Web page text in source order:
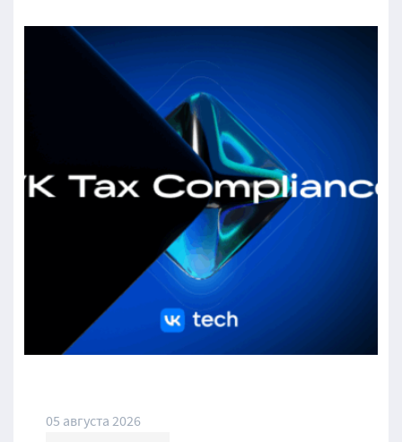
05 августа 2026